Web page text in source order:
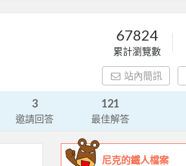
67824
累計瀏覽數
站內簡訊
3
邀請回答
121
最佳解答
尼克的鐵人檔案